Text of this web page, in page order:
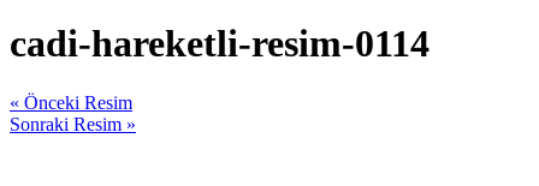
cadi-hareketli-resim-0114
« Önceki Resim
Sonraki Resim »